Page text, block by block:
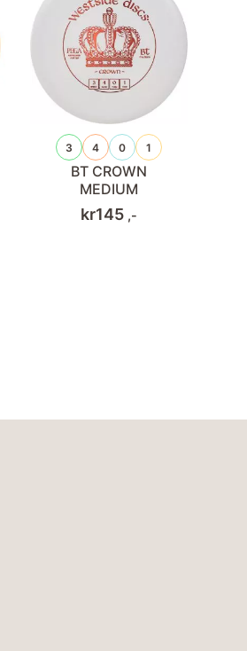
3 4 0 1
BT CROWN
MEDIUM
kr145 ,-